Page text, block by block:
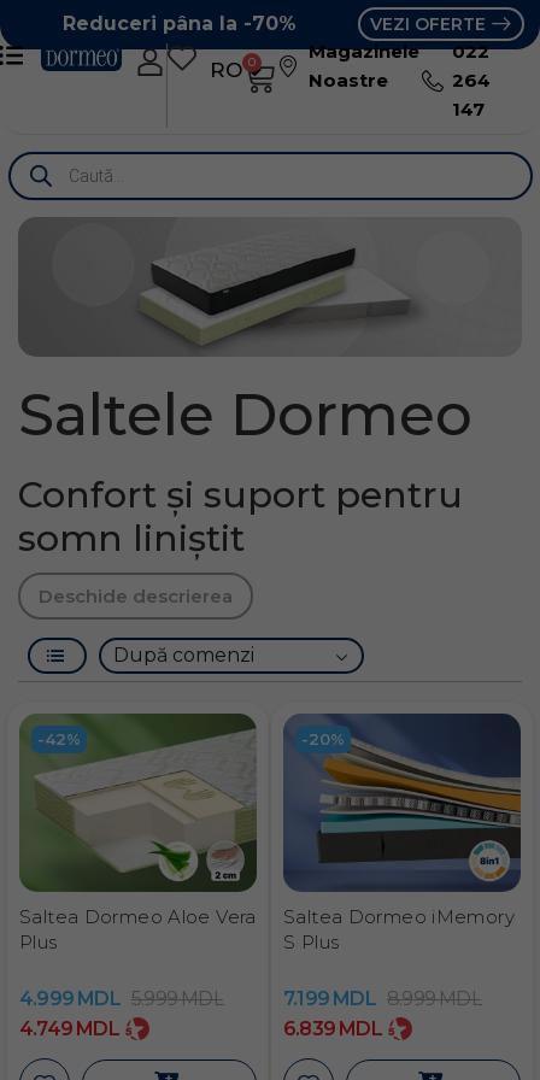
Reduceri pâna la -70% VEZI OFERTE
RO
RU
0
Magazinele
Noastre
022
264
147
Saltele Dormeo
Confort și suport pentru
somn liniștit
Deschide descrierea
-42%
Saltea Dormeo Aloe Vera
Plus
4.999 MDL 5.999MDL
4.749 MDL
-20%
Saltea Dormeo iMemory
S Plus
7.199 MDL 8.999MDL
6.839 MDL